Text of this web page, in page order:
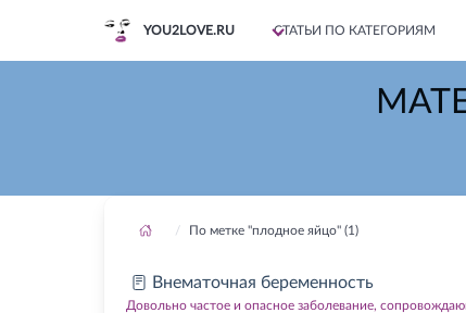
YOU2LOVE.RU СТАТЬИ ПО КАТЕГОРИЯМ
По метке "плодное яйцо" (1)
Внематочная беременность
Довольно частое и опасное заболевание,